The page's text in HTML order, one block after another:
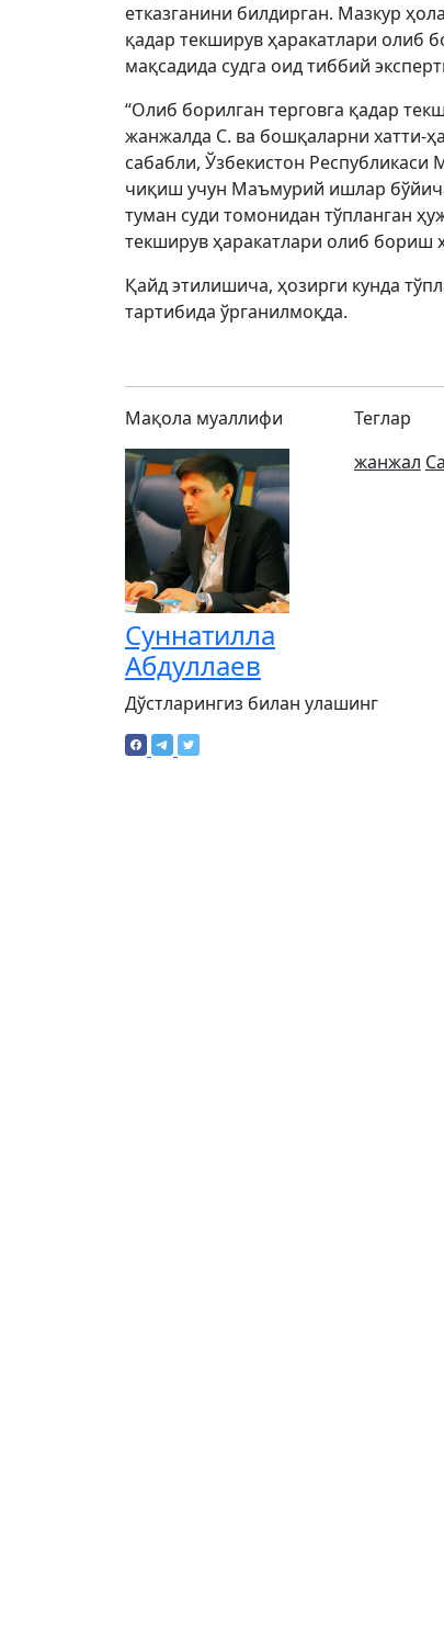
етказганини билдирган. Мазкур
қадар текширув ҳаракатлари олиб
мақсадида судга оид тиббий
“Олиб борилган терговга қадар
жанжалда С. ва бошқаларни хатти-
сабабли, Ўзбекистон
чиқиш учун Маъмурий ишлар
туман суди томонидан тўпланган
текширув ҳаракатлари олиб бориш
Қайд этилишича, ҳозирги кунда
тартибида ўрганилмоқда.
Мақола муаллифи
Суннатилла
Абдуллаев
Теглар
жанжал
Дўстларингиз билан улашинг